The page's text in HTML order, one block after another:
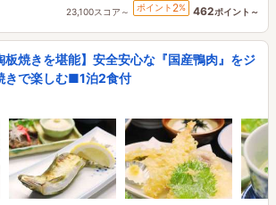
23,100スコア～ ポイント 2% 462ポイント～
板焼きを堪能】安全安心な『国産鴨肉』をジ
きで楽しむ■1泊2食付